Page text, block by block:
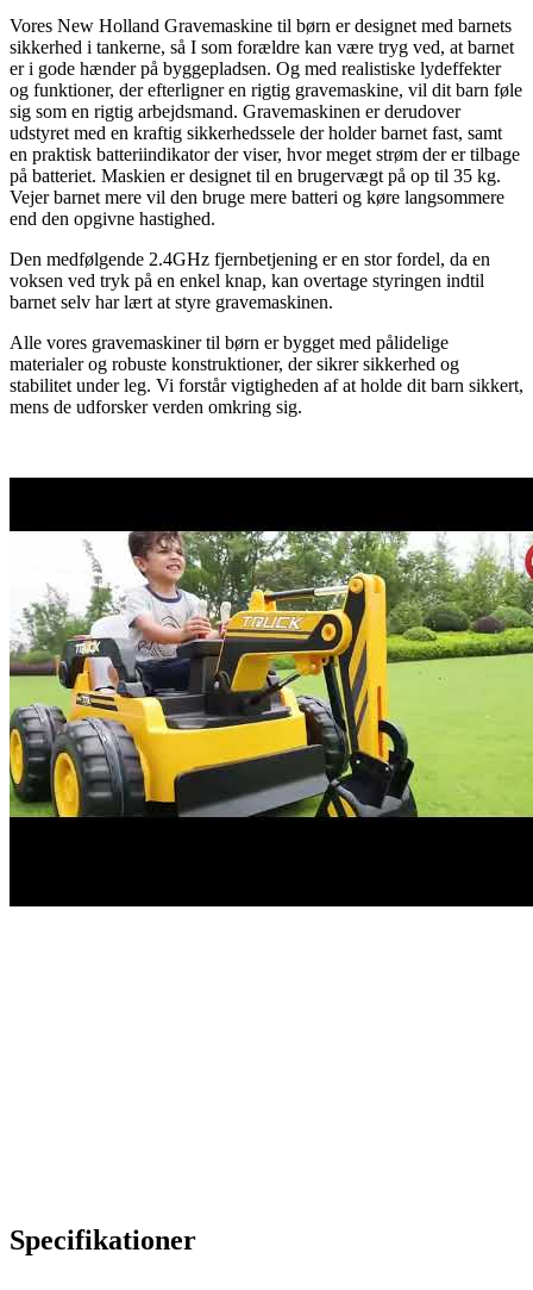
Vores New Holland Gravemaskine til børn er designet med barnets
sikkerhed i tankerne, så I som forældre kan være tryg ved, at barnet
er i gode hænder på byggepladsen. Og med realistiske lydeffekter
og funktioner, der efterligner en rigtig gravemaskine, vil dit barn føle
sig som en rigtig arbejdsmand. Gravemaskinen er derudover
udstyret med en kraftig sikkerhedssele der holder barnet fast, samt
en praktisk batteriindikator der viser, hvor meget strøm der er tilbage
på batteriet. Maskien er designet til en brugervægt på op til 35 kg.
Vejer barnet mere vil den bruge mere batteri og køre langsommere
end den opgivne hastighed.
Den medfølgende 2.4GHz fjernbetjening er en stor fordel, da en
voksen ved tryk på en enkel knap, kan overtage styringen indtil
barnet selv har lært at styre gravemaskinen.
Alle vores gravemaskiner til børn er bygget med pålidelige
materialer og robuste konstruktioner, der sikrer sikkerhed og
stabilitet under leg. Vi forstår vigtigheden af at holde dit barn sikkert,
mens de udforsker verden omkring sig.
Specifikationer